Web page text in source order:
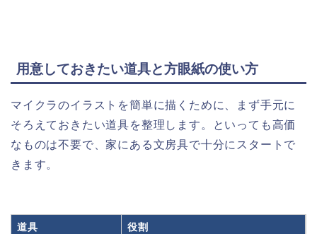
用意しておきたい道具と方眼紙の使い方
マイクラのイラストを簡単に描くために、まず手元に
そろえておきたい道具を整理します。といっても高価
なものは不要で、家にある文房具で十分にスタートで
きます。
道具 役割